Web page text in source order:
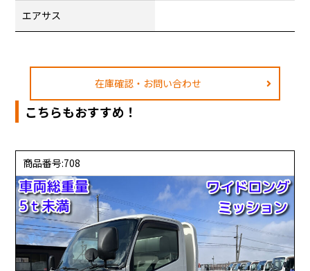
エアサス
在庫確認・お問い合わせ
こちらもおすすめ！
商品番号:708